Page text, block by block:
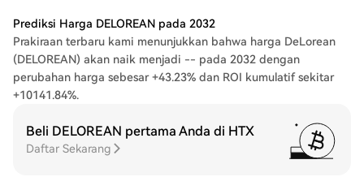
Prediksi Harga DELOREAN pada 2032
Prakiraan terbaru kami menunjukkan bahwa harga DeLorean
(DELOREAN) akan naik menjadi -- pada 2032 dengan
perubahan harga sebesar +43.23% dan ROI kumulatif sekitar
+10141.84%.
Beli DELOREAN pertama Anda di HTX
Daftar Sekarang